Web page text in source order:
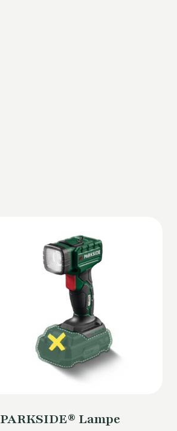
PARKSIDE® Lampe